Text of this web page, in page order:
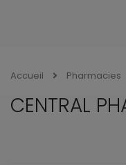
Accueil Pharmacies
CENTRAL